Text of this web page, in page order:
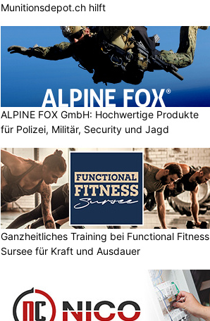
Munitionsdepot.ch hilft
ALPINE FOX GmbH: Hochwertige Produkte
für Polizei, Militär, Security und Jagd
Ganzheitliches Training bei Functional Fitness
Sursee für Kraft und Ausdauer